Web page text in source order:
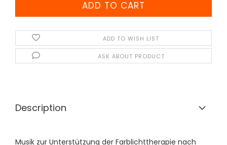
ADD TO WISH LIST
ASK ABOUT PRODUCT
Description
Musik zur Unterstützung der Farblichttherapie nach